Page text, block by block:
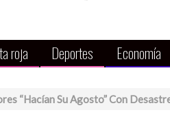
roja Deportes Economía
“hacían Su Agosto” Con